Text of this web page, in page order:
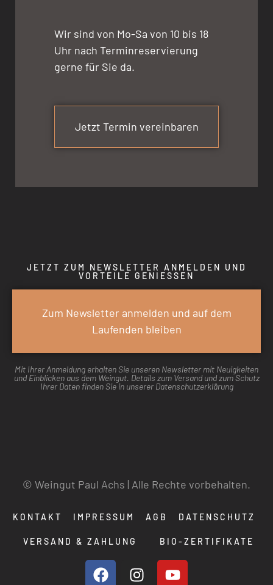
Wir sind von Mo-Sa von 10 bis 18
Uhr nach Terminreservierung
gerne für Sie da.
Jetzt Termin vereinbaren
JETZT ZUM NEWSLETTER ANMELDEN UND
VORTEILE GENIESSEN
Zum Newsletter anmelden und auf dem
Laufenden bleiben
Mit Ihrer Anmeldung erhalten Sie unseren Newsletter mit Neuigkeiten
und Einblicken aus dem Weingut. Details zum Versand und zum Schutz
Ihrer Daten finden Sie in unserer Datenschutzerklärung
© Weingut Paul Achs | Alle Rechte vorbehalten.
KONTAKT IMPRESSUM AGB DATENSCHUTZ
VERSAND & ZAHLUNG BIO-ZERTIFIKATE